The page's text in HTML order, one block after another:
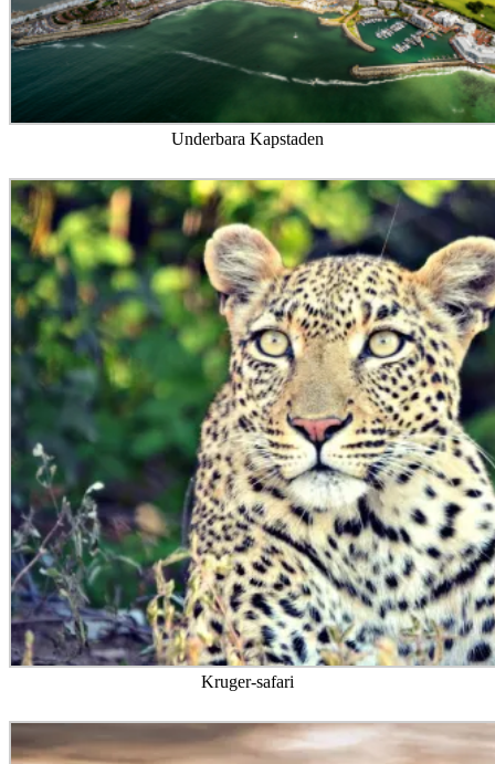
Underbara Kapstaden
Kruger-safari